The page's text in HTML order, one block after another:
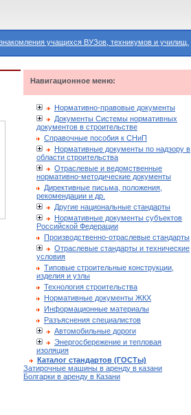
учащихся ВУЗов, техникумов и училищ.
Навигационное меню:
Нормативно-правовые документы
Документы Системы нормативных
документов в строительстве
Справочные пособия к СНиП
Нормативные документы по надзору в
области строительства
Отраслевые и ведомственные
нормативно-методические документы
Директивные письма, положения,
рекомендации и др.
Другие национальные стандарты
Нормативные документы субъектов
Российской Федерации
Производственно-отраслевые стандарты
Отраслевые стандарты и технические
условия
Типовые строительные конструкции,
изделия и узлы
Технология строительства
Нормативные документы ЖКХ
Информационные материалы
Разъяснения специалистов
Автомобильные дороги
Энергосбережение и тепловая
изоляция
Каталог стандартов (ГОСТы)
Затирочные машины в аренду в казани
Болгарки в аренду в Казани